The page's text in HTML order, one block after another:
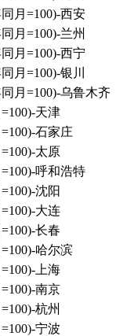
月=100)-西安
月=100)-兰州
月=100)-西宁
月=100)-银川
月=100)-乌鲁木齐
天津
石家庄
太原
呼和浩特
沈阳
大连
长春
哈尔滨
上海
南京
杭州
宁波